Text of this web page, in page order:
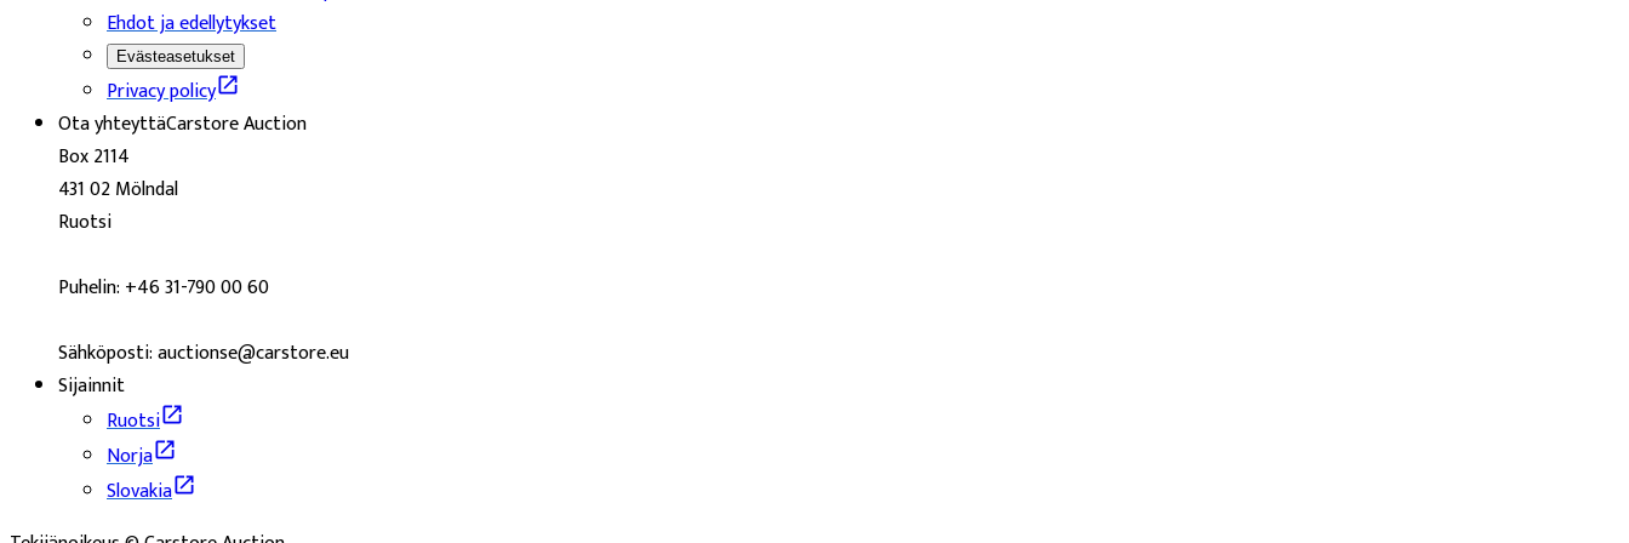
Ehdot ja edellytykset
Evästeasetukset
Privacy policy
Ota yhteyttäCarstore Auction
Box 2114
431 02 Mölndal
Ruotsi
Puhelin: +46 31-790 00 60
Sähköposti: auctionse@carstore.eu
Sijainnit
Ruotsi
Norja
Slovakia